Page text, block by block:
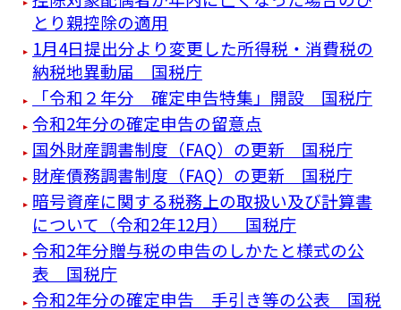
とり親控除の適用
1月4日提出分より変更した所得税・消費税の
納税地異動届 国税庁
「令和２年分 確定申告特集」開設 国税庁
令和2年分の確定申告の留意点
国外財産調書制度（FAQ）の更新 国税庁
財産債務調書制度（FAQ）の更新 国税庁
暗号資産に関する税務上の取扱い及び計算書
について（令和2年12月） 国税庁
令和2年分贈与税の申告のしかたと様式の公
表 国税庁
令和2年分の確定申告 手引き等の公表 国税